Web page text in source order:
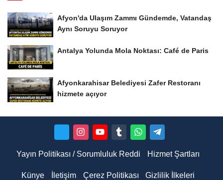
Afyon'da Ulaşım Zammı Gündemde, Vatandaş
Aynı Soruyu Soruyor
Antalya Yolunda Mola Noktası: Café de Paris
Afyonkarahisar Belediyesi Zafer Restoranı
hizmete açıyor
Yayın Politikası / Sorumluluk Reddi Hizmet Şartları
Künye İletişim Çerez Politikası Gizlilik İlkeleri